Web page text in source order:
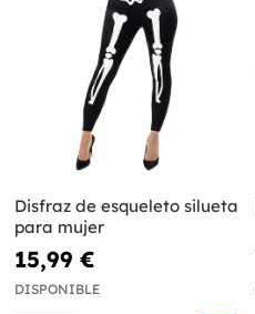
Disfraz de esqueleto silueta
para mujer
15,99 €
DISPONIBLE